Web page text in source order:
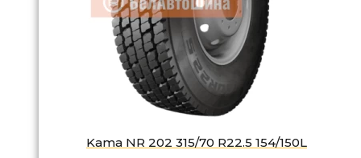
Kama NR 202 315/70 R22.5 154/150L